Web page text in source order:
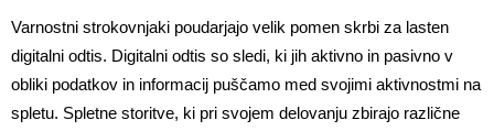
Varnostni strokovnjaki poudarjajo velik pomen skrbi za lasten
digitalni odtis. Digitalni odtis so sledi, ki jih aktivno in pasivno v
obliki podatkov in informacij puščamo med svojimi aktivnostmi na
spletu. Spletne storitve, ki pri svojem delovanju zbirajo različne